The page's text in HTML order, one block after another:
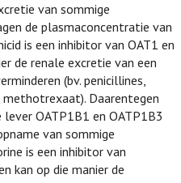
van sommige
de plasmaconcentratie van
is een inhibitor van OAT1 en
de renale excretie van een
(bv. penicillines,
Daarentegen
OATP1B1 en OATP1B3
van sommige
is een inhibitor van
kan op die manier de